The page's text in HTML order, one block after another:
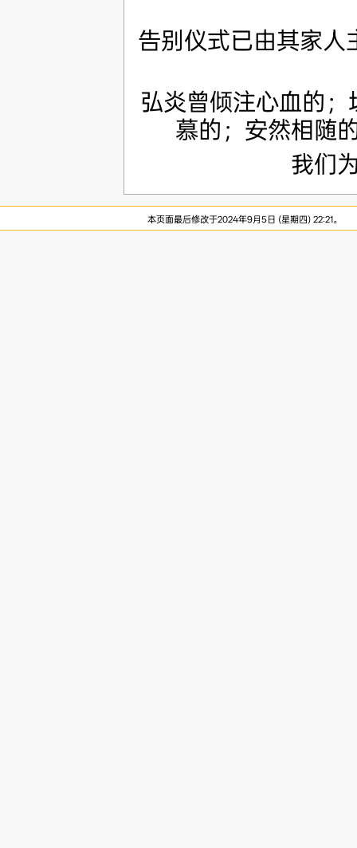
告别仪式已由其家人
弘炎曾倾注心血的
慕的；安然相随
我们
本页面最后修改于2024年9月5日 (星期四) 22:21。